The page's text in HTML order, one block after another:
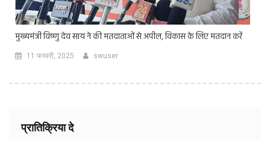
मुख्यमंत्री विष्णु देव साय ने की मतदाताओं से अपील, विकास के लिए मतदान करें
11 फरवरी, 2025 swuser
प्रातिक्रिया दे